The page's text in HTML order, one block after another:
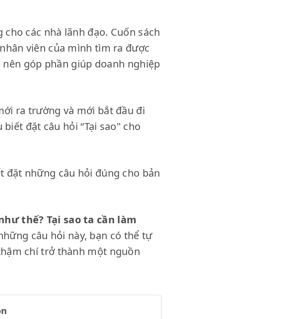
các nhà lãnh đạo. Cuốn sách
viên của mình tìm ra được
nên góp phần giúp doanh nghiệp
ra trường và mới bắt đầu đi
đặt câu hỏi “Tại sao" cho
đặt những câu hỏi đúng cho bản
thế? Tại sao ta cần làm
câu hỏi này, bạn có thể tự
chí trở thành một nguồn